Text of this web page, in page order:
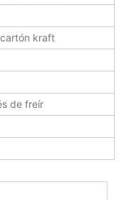
kraft
de freír